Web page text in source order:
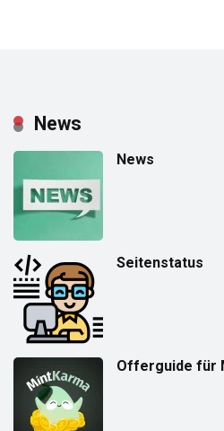
News
News
Seitenstatus
Offerguide für